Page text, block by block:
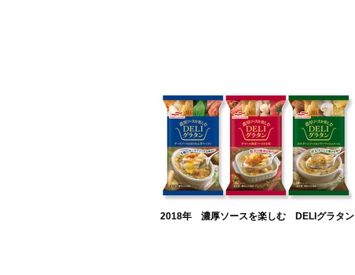
2018年 濃厚ソースを楽しむ DELIグラタン